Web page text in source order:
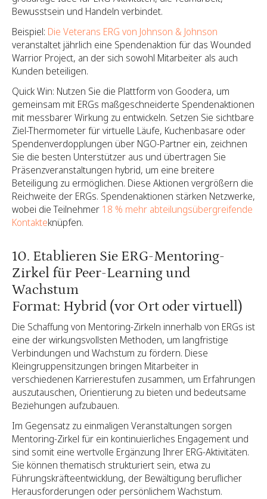
Bewusstsein und Handeln verbindet.
Beispiel: Die Veterans ERG von Johnson & Johnson
veranstaltet jährlich eine Spendenaktion für das Wounded
Warrior Project, an der sich sowohl Mitarbeiter als auch
Kunden beteiligen.
Quick Win: Nutzen Sie die Plattform von Goodera, um
gemeinsam mit ERGs maßgeschneiderte Spendenaktionen
mit messbarer Wirkung zu entwickeln. Setzen Sie sichtbare
Ziel-Thermometer für virtuelle Läufe, Kuchenbasare oder
Spendenverdopplungen über NGO-Partner ein, zeichnen
Sie die besten Unterstützer aus und übertragen Sie
Präsenzveranstaltungen hybrid, um eine breitere
Beteiligung zu ermöglichen. Diese Aktionen vergrößern die
Reichweite der ERGs. Spendenaktionen stärken Netzwerke,
wobei die Teilnehmer 18 % mehr abteilungsübergreifende
Kontakteknüpfen.
10. Etablieren Sie ERG-Mentoring-
Zirkel für Peer-Learning und
Wachstum
Format: Hybrid (vor Ort oder virtuell)
Die Schaffung von Mentoring-Zirkeln innerhalb von ERGs ist
eine der wirkungsvollsten Methoden, um langfristige
Verbindungen und Wachstum zu fördern. Diese
Kleingruppensitzungen bringen Mitarbeiter in
verschiedenen Karrierestufen zusammen, um Erfahrungen
auszutauschen, Orientierung zu bieten und bedeutsame
Beziehungen aufzubauen.
Im Gegensatz zu einmaligen Veranstaltungen sorgen
Mentoring-Zirkel für ein kontinuierliches Engagement und
sind somit eine wertvolle Ergänzung Ihrer ERG-Aktivitäten.
Sie können thematisch strukturiert sein, etwa zu
Führungskräfteentwicklung, der Bewältigung beruflicher
Herausforderungen oder persönlichem Wachstum.